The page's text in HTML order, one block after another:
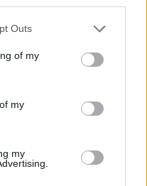
one or more Google
You may click to
its third-party tags to
in below Google
Outs
of my
my
my